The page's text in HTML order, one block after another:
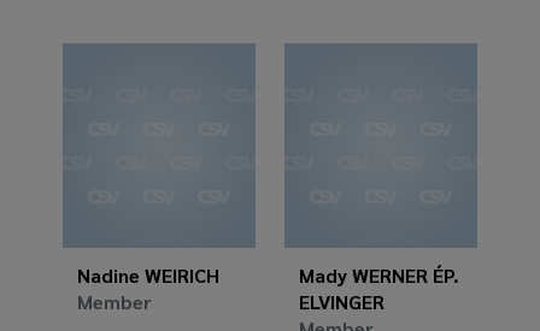
Nadine WEIRICH
Member
Mady WERNER ÉP.
ELVINGER